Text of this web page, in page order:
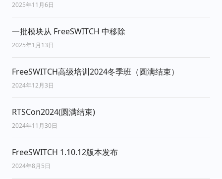
2025年11月6日
一批模块从 FreeSWITCH 中移除
2025年1月13日
FreeSWITCH高级培训2024冬季班（圆满结束）
2024年12月3日
RTSCon2024(圆满结束)
2024年11月30日
FreeSWITCH 1.10.12版本发布
2024年8月5日